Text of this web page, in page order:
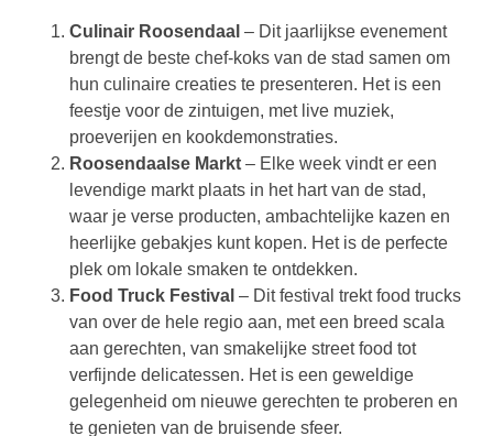
Culinair Roosendaal – Dit jaarlijkse evenement
brengt de beste chef-koks van de stad samen om
hun culinaire creaties te presenteren. Het is een
feestje voor de zintuigen, met live muziek,
proeverijen en kookdemonstraties.
Roosendaalse Markt – Elke week vindt er een
levendige markt plaats in het hart van de stad,
waar je verse producten, ambachtelijke kazen en
heerlijke gebakjes kunt kopen. Het is de perfecte
plek om lokale smaken te ontdekken.
Food Truck Festival – Dit festival trekt food trucks
van over de hele regio aan, met een breed scala
aan gerechten, van smakelijke street food tot
verfijnde delicatessen. Het is een geweldige
gelegenheid om nieuwe gerechten te proberen en
te genieten van de bruisende sfeer.